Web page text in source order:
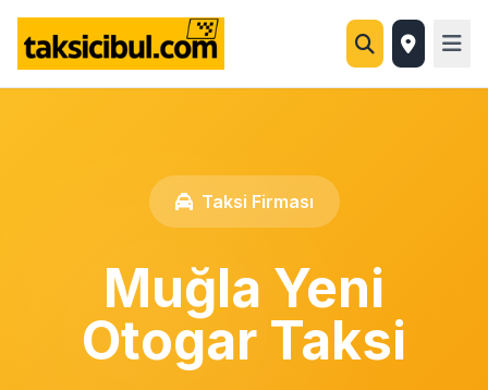
Taksi Firması
Muğla Yeni
Otogar Taksi